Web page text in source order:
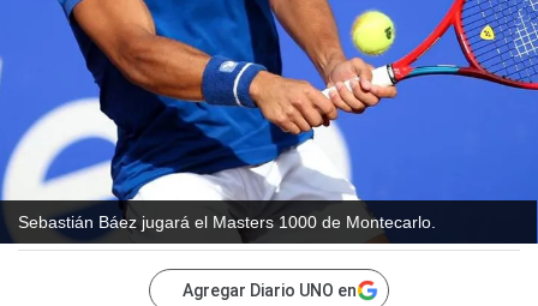
Sebastián Báez jugará el Masters 1000 de Montecarlo.
Agregar Diario UNO en